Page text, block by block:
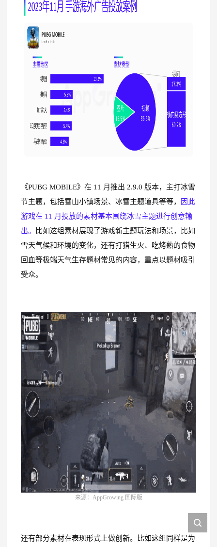
《PUBG MOBILE》在 11 月推出 2.9.0 版本，主打冰雪
节主题，包括雪山小镇场景、冰雪主题道具等等，
因此
游戏在 11 月投放的素材基本围绕冰雪主题进行创意输
出。
比如这组素材展现了游戏新主题玩法和场景，比如
雪天气候和环境的变化，还有打猎生火、吃烤熟的食物
回血等极端天气生存题材常见的内容，重点以题材吸引
受众。
来源：AppGrowing 国际版
还有部分素材在表现形式上做创新。比如这组同样是为